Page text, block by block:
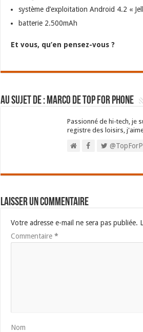
système d’exploitation Android 4.2 «
batterie 2.500mAh
Et vous, qu’en pensez-vous ?
Au sujet de : Marco de Top For Phone
Passionné de hi-tech, je
registre des loisirs,
Laisser un commentaire
Votre adresse e-mail ne sera pas publiée.
Commentaire *
Nom